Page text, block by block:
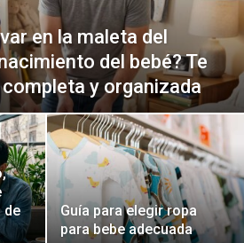
en la maleta del
del bebé? Te
y organizada
de
Guía para elegir ropa
para bebe adecuada